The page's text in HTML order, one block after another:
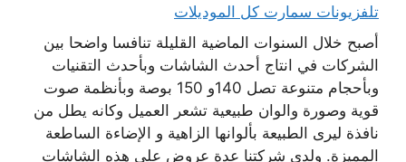
تلفزيونات سمارت كل الموديلات
أصبح خلال السنوات الماضية القليلة تنافسا واضحا بين
الشركات في انتاج أحدث الشاشات وبأحدث التقنيات
وبأحجام متنوعة تصل 140و 150 بوصة وبأنظمة صوت
قوية وصورة والوان طبيعية تشعر العميل وكانه يطل من
نافذة ليرى الطبيعة بألوانها الزاهية و الإضاءة الساطعة
المميزة. ولدى شركتنا عدة عروض على هذه الشاشات